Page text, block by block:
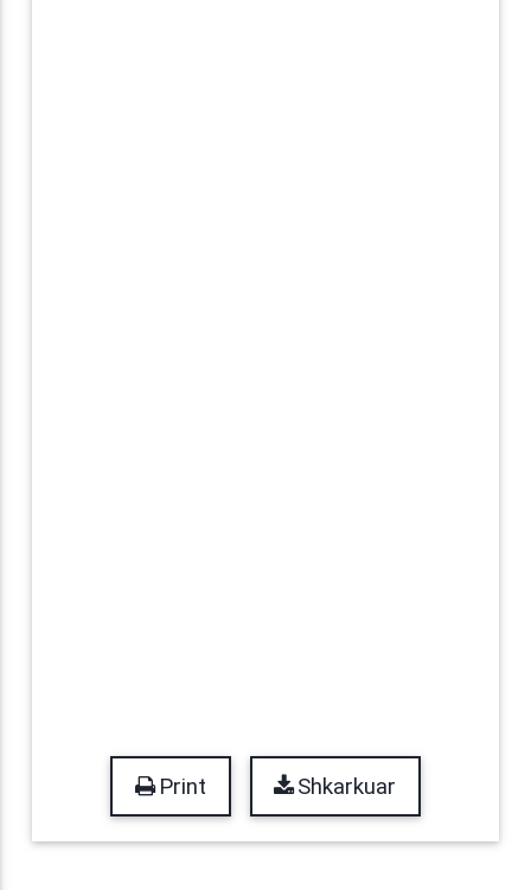
Print Shkarkuar